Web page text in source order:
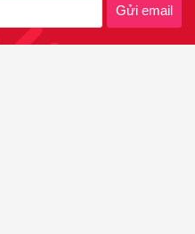
Gửi email